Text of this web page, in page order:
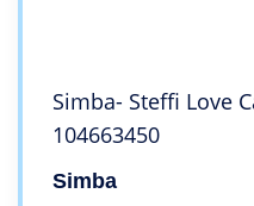
Simba- Steffi Love
104663450
Simba